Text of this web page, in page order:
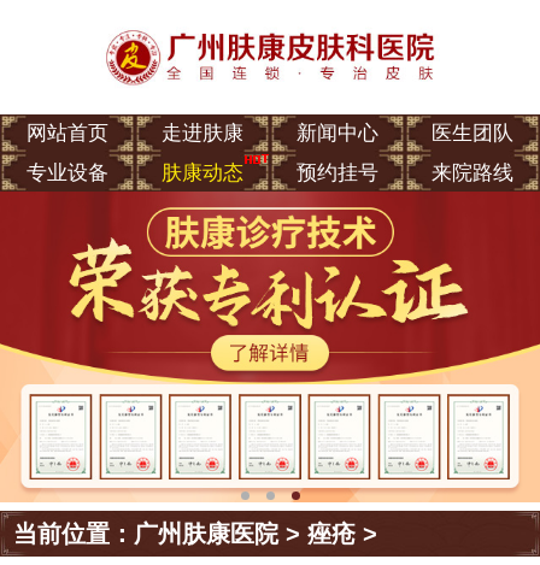
网站首页 走进肤康 新闻中心
医生团队
专业设备
肤康动态 预约挂号 来院路线
当前位置： 广州肤康医院>痤疮 >